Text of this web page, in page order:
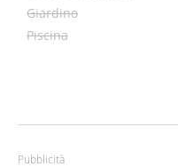
Giardino
Piscina
Pubblicità